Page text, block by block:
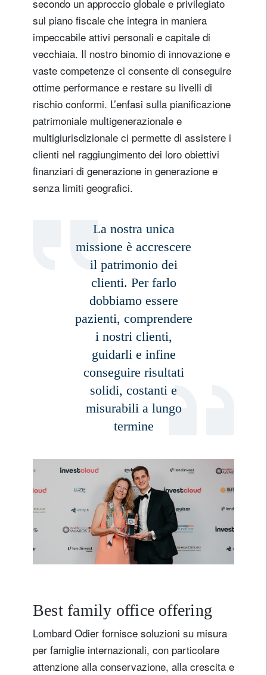
secondo un approccio globale e privilegiato
sul piano fiscale che integra in maniera
impeccabile attivi personali e capitale di
vecchiaia. Il nostro binomio di innovazione e
vaste competenze ci consente di conseguire
ottime performance e restare su livelli di
rischio conformi. L’enfasi sulla pianificazione
patrimoniale multigenerazionale e
multigiurisdizionale ci permette di assistere i
clienti nel raggiungimento dei loro obiettivi
finanziari di generazione in generazione e
senza limiti geografici.
La nostra unica
missione è accrescere
il patrimonio dei
clienti. Per farlo
dobbiamo essere
pazienti, comprendere
i nostri clienti,
guidarli e infine
conseguire risultati
solidi, costanti e
misurabili a lungo
termine
Best family office offering
Lombard Odier fornisce soluzioni su misura
per famiglie internazionali, con particolare
attenzione alla conservazione, alla crescita e